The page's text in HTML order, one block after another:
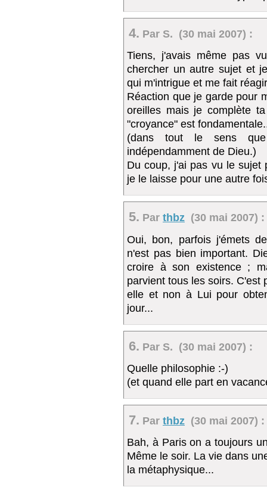
4. Par S. (30 mai 2007) :
Tiens, j'avais même pas
chercher un autre sujet et
qui m'intrigue et me fait
Réaction que je garde pour
oreilles mais je complète
"croyance" est
(dans tout le sens
indépendamment de Dieu.)
Du coup, j'ai pas vu le sujet
je le laisse pour une autre
5. Par thbz (30 mai 2007) :
Oui, bon, parfois j'émets
n'est pas bien important.
croire à son existence ;
parvient tous les soirs. C'est
elle et non à Lui pour
jour...
6. Par S. (30 mai 2007) :
Quelle philosophie :-)
(et quand elle part en
7. Par thbz (30 mai 2007) :
Bah, à Paris on a toujours
Même le soir. La vie dans
la métaphysique...